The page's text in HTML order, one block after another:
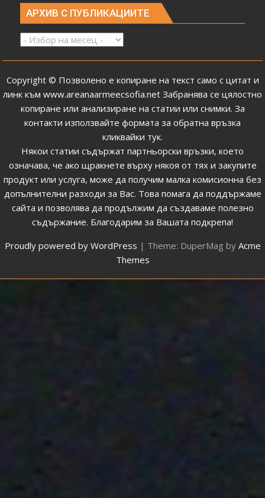
АРХИВ С ПУБЛИКАЦИИТЕ
Архив
Copyright © Позволено е копиране на текст само с цитат и
линк към www.areanaarmeecsofia.net Забранява се цялостно
копиране или анализиране на статии или снимки. За
контакти използвайте формата за обратна връзка
кликвайки тук.
Някои статии съдържат партньорски връзки, което
означава, че ако щракнете върху някоя от тях и закупите
продукт или услуга, може да получим малка комисионна без
допълнителни разходи за Вас. Това помага да поддържаме
сайта и позволява да продължим да създаваме полезно
съдържание. Благодарим за Вашата подкрепа!
Proudly powered by WordPress | Theme: DuperMag by Acme
Themes